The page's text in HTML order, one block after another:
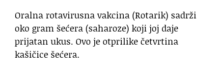
Oralna rotavirusna vakcina (Rotarik) sadrži
oko gram šećera (saharoze) koji joj daje
prijatan ukus. Ovo je otprilike četvrtina
kašičice šećera.